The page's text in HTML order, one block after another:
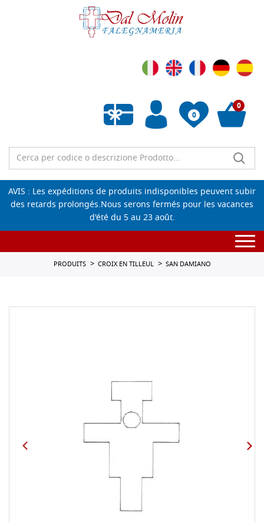
0
Liste de souhaits vide
0
AVIS : Les expéditions de produits indisponibles peuvent subir
des retards prolongés.Nous serons fermés pour les vacances
d'été du 5 au 23 août.
PRODUITS CROIX EN TILLEUL SAN DAMIANO